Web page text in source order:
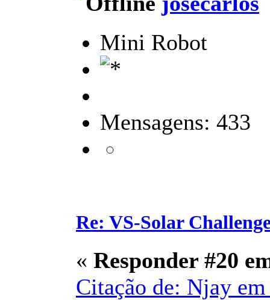
Mini Robot
Mensagens: 433
Re: VS-Solar
« Responder #20
Citação de: Njay